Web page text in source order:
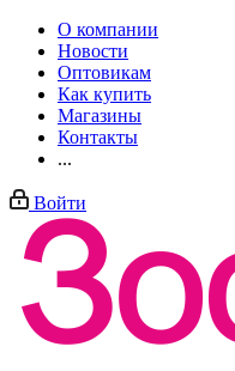
О компании
Новости
Оптовикам
Как купить
Магазины
Контакты
...
Войти